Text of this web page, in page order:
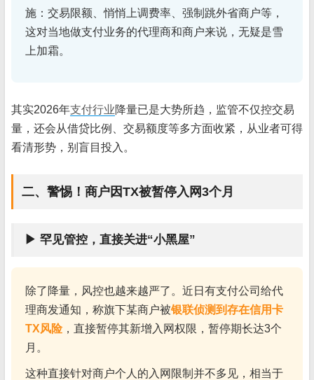
施：交易限额、悄悄上调费率、强制跳外省商户等，
这对当地做支付业务的代理商和商户来说，无疑是雪
上加霜。
其实2026年支付行业降量已是大势所趋，监管不仅控交易
量，还会从借贷比例、交易额度等多方面收紧，从业者可得
看清形势，别盲目投入。
二、警惕！商户因TX被暂停入网3个月
▶ 罕见管控，直接关进“小黑屋”
除了降量，风控也越来越严了。近日有支付公司给代
理商发通知，称旗下某商户被银联侦测到存在信用卡
TX风险，直接暂停其新增入网权限，暂停期长达3个
月。
这种直接针对商户个人的入网限制并不多见，相当于